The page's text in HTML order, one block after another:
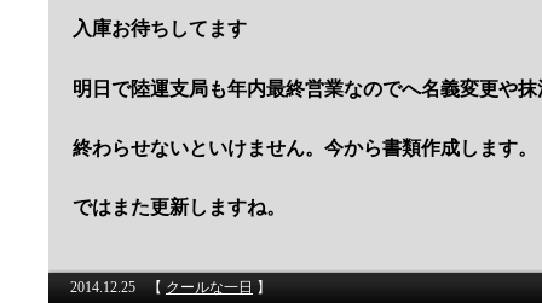
入庫お待ちしてます
明日で陸運支局も年内最終営業なのでへ名義変更や
終わらせないといけません。今から書類作成します。
ではまた更新しますね。
2014.12.25 【 クールな一日 】